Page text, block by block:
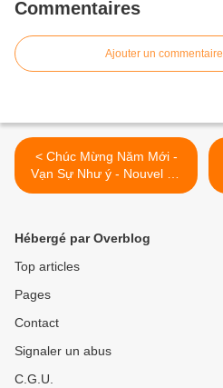
Commentaires
Ajouter un commentaire
< Chúc Mừng Năm Mới -
Vạn Sự Như ý - Nouvel An
Lunaire 2008
Hébergé par Overblog
Top articles
Pages
Contact
Signaler un abus
C.G.U.